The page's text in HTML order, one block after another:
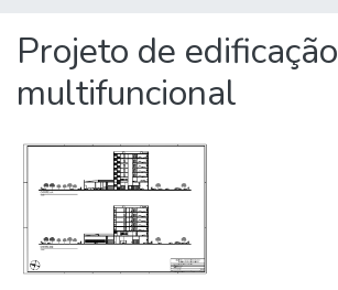
Produção Docente
Library
Periodicals
Projeto de edificação
multifuncional